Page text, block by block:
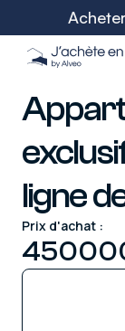
Acheter
ligne
Prix d'achat :